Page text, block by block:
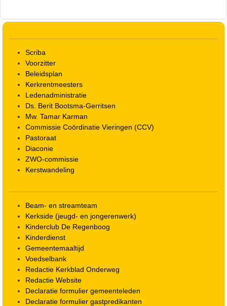
Scriba
Voorzitter
Beleidsplan
Kerkrentmeesters
Ledenadministratie
Ds. Berit Bootsma-Gerritsen
Mw. Tamar Karman
Commissie Coördinatie Vieringen (CCV)
Pastoraat
Diaconie
ZWO-commissie
Kerstwandeling
Beam- en streamteam
Kerkside (jeugd- en jongerenwerk)
Kinderclub De Regenboog
Kinderdienst
Gemeentemaaltijd
Voedselbank
Redactie Kerkblad Onderweg
Redactie Website
Declaratie formulier gemeenteleden
Declaratie formulier gastpredikanten